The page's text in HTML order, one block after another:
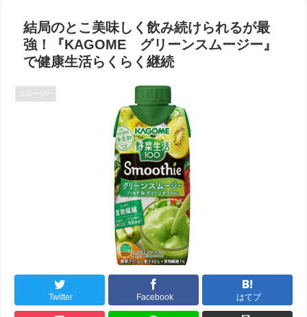
結局のとこ美味しく飲み続けられるが最
強！『KAGOME グリーンスムージー』
で健康生活らくらく継続
Twitter Facebook はてブ